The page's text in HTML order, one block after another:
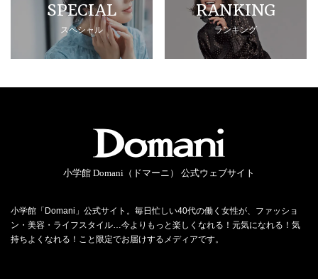
SPECIAL
スペシャル
RANKING
ランキング
小学館 Domani（ドマーニ） 公式ウェブサイト
小学館「Domani」公式サイト。毎日忙しい40代の働く女性が、ファッショ
ン・美容・ライフスタイル…今よりもっと楽しくなれる！元気になれる！気
持ちよくなれる！こと限定でお届けするメディアです。